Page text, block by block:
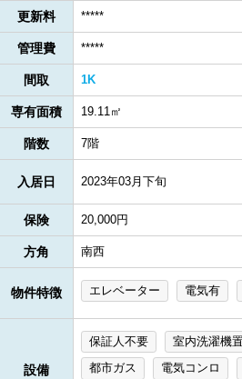
更新料 *****
管理費 *****
間取 1K
専有面積 19.11㎡
階数 7階
入居日 2023年03月下旬
保険 20,000円
方角 南西
物件特徴 エレベーター 電気有
設備
保証人不要 室内洗濯機
都市ガス
電気コンロ